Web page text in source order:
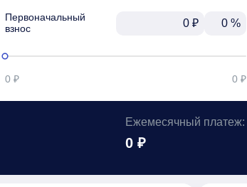
Первоначальный
взнос
₽ %
0 ₽ 0 ₽
Ежемесячный платеж:
0 ₽